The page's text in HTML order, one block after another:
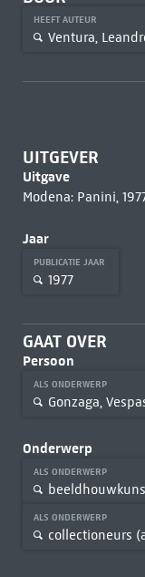
HEEFT AUTEUR
Ventura,
UITGEVER
Uitgave
Modena: Panini,
Jaar
PUBLICATIE JAAR
1977
GAAT OVER
Persoon
ALS ONDERWERP
Gonzaga,
Onderwerp
ALS ONDERWERP
ALS ONDERWERP
collectioneurs